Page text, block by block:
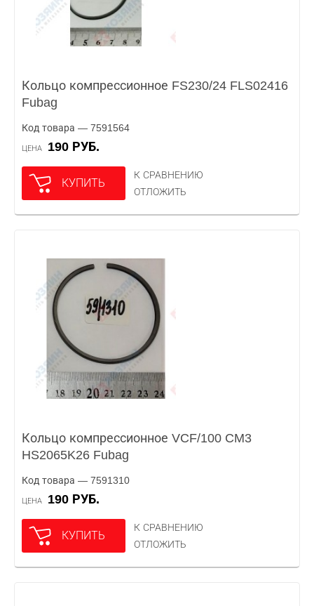
Кольцо компрессионное FS230/24 FLS02416
Fubag
Код товара — 7591564
ЦЕНА 190 РУБ.
КУПИТЬ
К СРАВНЕНИЮ
ОТЛОЖИТЬ
Кольцо компрессионное VCF/100 CM3
HS2065K26 Fubag
Код товара — 7591310
ЦЕНА 190 РУБ.
КУПИТЬ
К СРАВНЕНИЮ
ОТЛОЖИТЬ